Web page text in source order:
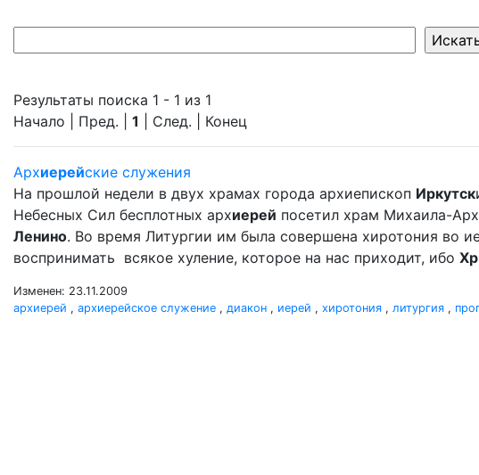
Результаты поиска 1 - 1 из 1
Начало | Пред. | 1 | След. | Конец
Архиерейские служения
На прошлой недели в двух храмах города архиепископ Иркутск
Небесных Сил бесплотных архиерей посетил храм Михаила-
Ленино. Во время Литургии им была совершена хиротония во
воспринимать всякое хуление, которое на нас приходит, ибо
Изменен: 23.11.2009
архиерей , архиерейское служение , диакон , иерей , хиротония , литургия ,